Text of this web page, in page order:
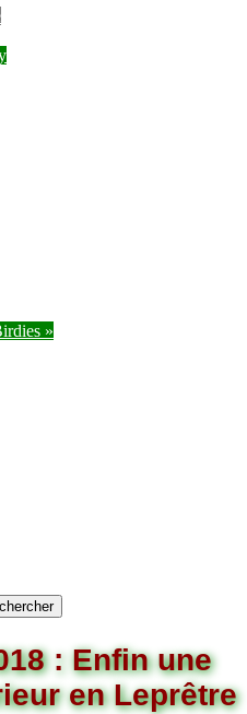
»
: Enfin une
en Leprêtre